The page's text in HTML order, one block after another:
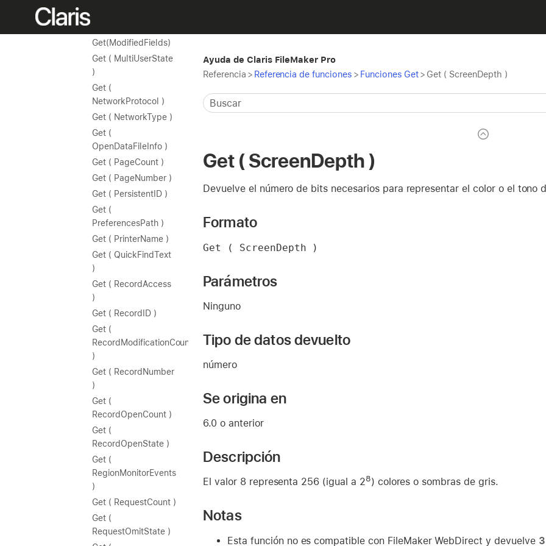
Get(ModifiedFields)
Get ( MultiUserState
)
Get (
NetworkProtocol )
Get ( NetworkType )
Get (
OpenDataFileInfo )
Get ( PageCount )
Get ( PageNumber )
Get ( PersistentID )
Get (
PreferencesPath )
Get ( PrinterName )
Get ( QuickFindText
)
Get ( RecordAccess
)
Get ( RecordID )
Get (
RecordModificationCount
)
Get ( RecordNumber
)
Get (
RecordOpenCount )
Get (
RecordOpenState )
Get (
RegionMonitorEvents
)
Get ( RequestCount )
Get (
RequestOmitState )
Ayuda de Claris FileMaker Pro
Referencia > Referencia de funciones > Funciones Get> Get ( ScreenDepth )
Get ( ScreenDepth )
Devuelve el número de bits necesarios para representar el color o el
Formato
Get ( ScreenDepth )
Parámetros
Ninguno
Tipo de datos devuelto
número
Se origina en
6.0 o anterior
Descripción
El valor 8 representa 256 (igual a 28) colores o sombras de gris.
Notas
Esta función no es compatible con FileMaker WebDirect y devuelve